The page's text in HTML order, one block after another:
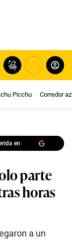
Picchu Corredor
en
parte
horas
a un